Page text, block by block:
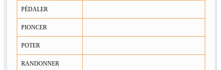
PÉDALER
PIONCER
POTER
RANDONNER